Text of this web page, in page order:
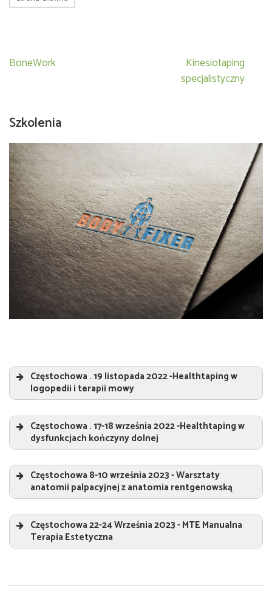
Nawigacja
BoneWork
Kinesiotaping
specjalistyczny
Szkolenia
Częstochowa . 19 listopada 2022 -Healthtaping w
logopedii i terapii mowy
Prowadzący:Sebastian Jeruszka
Częstochowa . 17-18 września 2022 -Healthtaping w
dysfunkcjach kończyny dolnej
Prowadzący:Sebastian Jeruszka
Częstochowa 8-10 września 2023 - Warsztaty
anatomii palpacyjnej z anatomia rentgenowską
rentgenowską„
Prowadzący:Sebastian Jeruszka
Częstochowa 22-24 Września 2023 - MTE Manualna
Terapia Estetyczna
Prowadzący:Sebastian Jeruszka